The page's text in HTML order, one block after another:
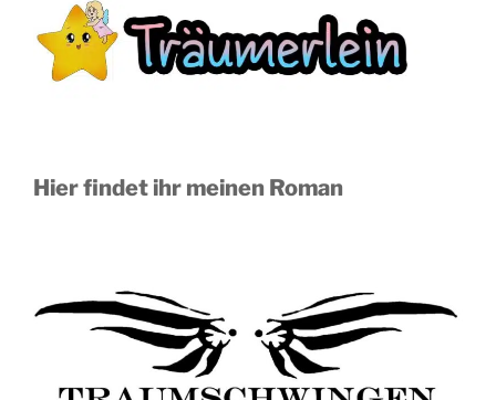
Hier findet ihr meinen Roman